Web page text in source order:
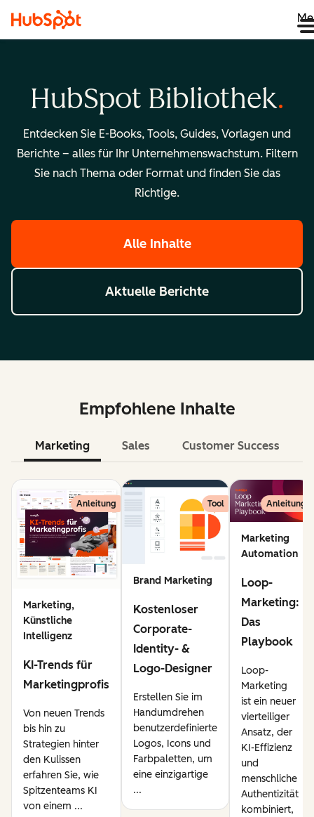
HubSpot Bibliothek
Entdecken Sie E-Books, Tools, Guides, Vorlagen und
Berichte – alles für Ihr Unternehmenswachstum. Filtern
Sie nach Thema oder Format und finden Sie das
Richtige.
Alle Inhalte
Aktuelle Berichte
Empfohlene Inhalte
Marketing Sales Customer Success
Anleitung
Marketing,
Künstliche
Intelligenz
KI-Trends für
Marketingprofis
Von neuen Trends
bis hin zu
Strategien hinter
den Kulissen
erfahren Sie, wie
Spitzenteams KI
von einem ...
Tool
Brand Marketing
Kostenloser
Corporate-
Identity- &
Logo-Designer
Erstellen Sie im
Handumdrehen
benutzerdefinierte
Logos, Icons und
Farbpaletten, um
eine einzigartige
...
Anleitung
Marketing
Automation
Loop-
Marketing:
Das
Playbook
Loop-
Marketing
ist ein neuer
vierteiliger
Ansatz, der
KI-Effizienz
und
menschliche
Authentizität
kombiniert,